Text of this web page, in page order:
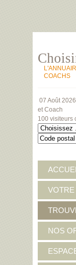
COACHS
07 Août
et Coach
100 visiteurs
NOS